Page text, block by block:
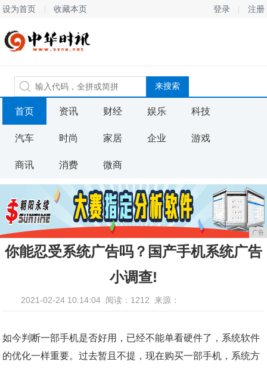
设为首页 收藏本页 登录 注册
首页 资讯 财经 娱乐 科技
汽车 时尚 家居 企业 游戏
商讯 消费 微商
广告
你能忍受系统广告吗？国产手机系统广告
小调查!
2021-02-24 10:14:04 阅读：1212 来源：
如今判断一部手机是否好用，已经不能单看硬件了，系统软件
的优化一样重要。过去暂且不提，现在购买一部手机，系统方